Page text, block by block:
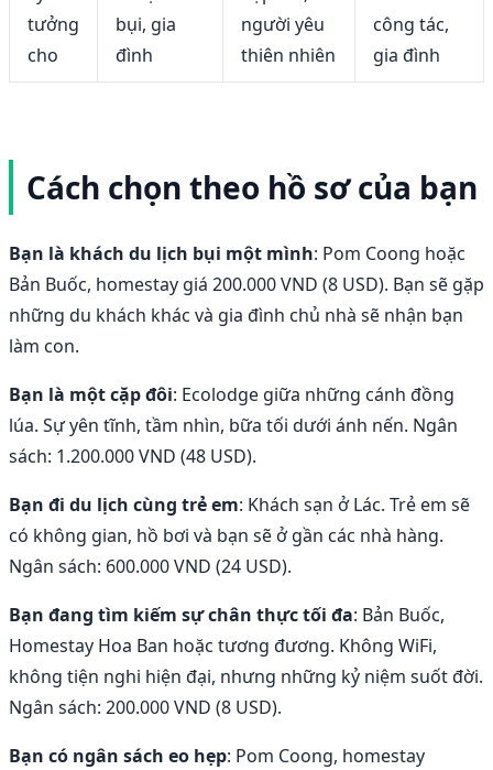
tưởng
cho
bụi, gia
đình
người yêu
thiên nhiên
công tác,
gia đình
Cách chọn theo hồ sơ của bạn
Bạn là khách du lịch bụi một mình: Pom Coong hoặc
Bản Buốc, homestay giá 200.000 VND (8 USD). Bạn sẽ gặp
những du khách khác và gia đình chủ nhà sẽ nhận bạn
làm con.
Bạn là một cặp đôi: Ecolodge giữa những cánh đồng
lúa. Sự yên tĩnh, tầm nhìn, bữa tối dưới ánh nến. Ngân
sách: 1.200.000 VND (48 USD).
Bạn đi du lịch cùng trẻ em: Khách sạn ở Lác. Trẻ em sẽ
có không gian, hồ bơi và bạn sẽ ở gần các nhà hàng.
Ngân sách: 600.000 VND (24 USD).
Bạn đang tìm kiếm sự chân thực tối đa: Bản Buốc,
Homestay Hoa Ban hoặc tương đương. Không WiFi,
không tiện nghi hiện đại, nhưng những kỷ niệm suốt đời.
Ngân sách: 200.000 VND (8 USD).
Bạn có ngân sách eo hẹp: Pom Coong, homestay